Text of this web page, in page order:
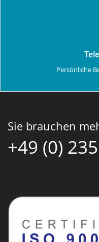
Persönliche
Sie brauchen
+49 (0)